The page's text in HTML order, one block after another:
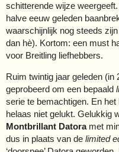
schitterende wijze
halve eeuw geleden
waarschijnlijk nog steeds
dan hè). Kortom: een must
voor Breitling liefhebbers.
Ruim twintig jaar geleden (in
geprobeerd om een bepaald
serie te bemachtigen. En
helaas niet gelukt. Gelukkig
Montbrillant Datoramet
dus in plaats van de limited